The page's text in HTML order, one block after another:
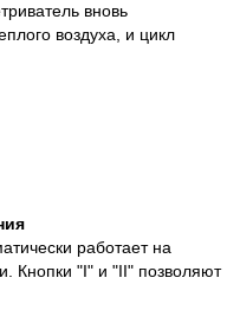
вновь
воздуха, и цикл
работает на
Кнопки "I" и "II" позволяют